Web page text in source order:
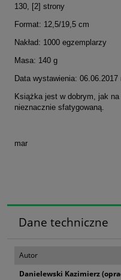
130, [2] strony
Format: 12,5/19,5 cm
Nakład: 1000 egzemplarzy
Masa: 140 g
Data wystawienia: 06.06.2017
Książka jest w dobrym, jak
nieznacznie sfatygowaną.
mar
Dane techniczne
Autor
Danielewski Kazimierz